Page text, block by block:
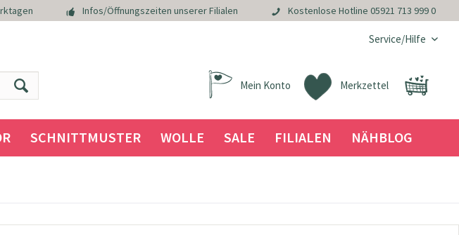
Infos/Öffnungszeiten unserer Filialen Kostenlose Hotline 05921 713 999 0
Service/Hilfe
Merkzettel
Mein Konto
SCHNITTMUSTER WOLLE SALE FILIALEN NÄHBLOG